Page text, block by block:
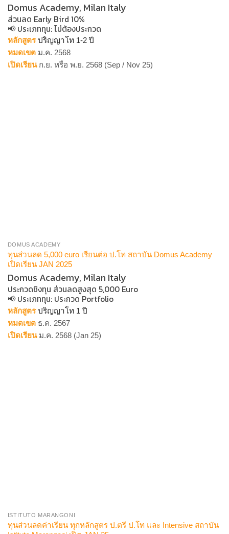
Domus Academy, Milan Italy
ส่วนลด Early Bird 10%
📢 ประเภททุน​:ไม่ต้องประกวด
หลักสูตร ปริญญาโท 1-2 ปี
หมดเขตม.ค. 2568
เปิดเรียนก.ย. หรือ พ.ย. 2568 (Sep / Nov 25)
DOMUS ACADEMY
ทุนส่วนลด 5,000 euro เรียนต่อ ป.โท สถาบัน Domus Academy
เปิดเรียน JAN 2025
Domus Academy, Milan Italy
ประกวดชิงทุน ส่วนลดสูงสุด 5,000 Euro
📢 ประเภททุน​: ประกวด Portfolio
หลักสูตร ปริญญาโท 1 ปี
หมดเขตธ.ค. 2567
เปิดเรียนม.ค. 2568 (Jan 25)
ISTITUTO MARANGONI
ทุนส่วนลดค่าเรียน ทุกหลักสูตร ป.ตรี ป.โท และ Intensive สถาบัน